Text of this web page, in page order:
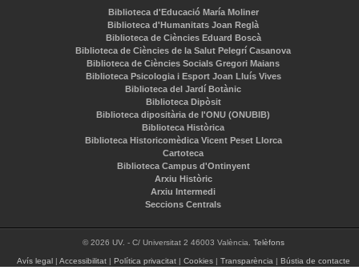
Biblioteca d'Educació María Moliner
Biblioteca d'Humanitats Joan Reglà
Biblioteca de Ciències Eduard Boscà
Biblioteca de Ciències de la Salut Pelegrí Casanova
Biblioteca de Ciències Socials Gregori Maians
Biblioteca Psicologia i Esport Joan Lluís Vives
Biblioteca del Jardí Botànic
Biblioteca Dipòsit
Biblioteca dipositària de l'ONU (ONUBIB)
Biblioteca Històrica
Biblioteca Historicomèdica Vicent Peset Llorca
Cartoteca
Biblioteca Campus d'Ontinyent
Arxiu Històric
Arxiu Intermedi
Seccions Centrals
© 2026 UV. - C/ Universitat 2 46003 València. Telèfons
Avís legal Accessibilitat| Política privacitat| Cookies| Transparència| Bústia de contacte